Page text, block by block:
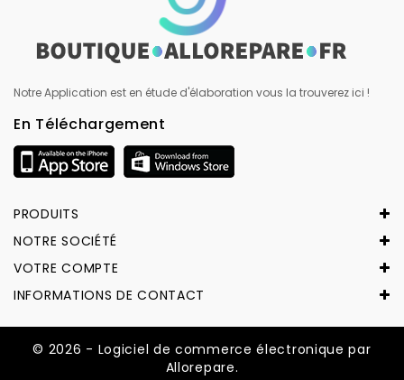
Notre Application est en étude d'élaboration vous la trouverez ici !
En Téléchargement
PRODUITS
NOTRE SOCIÉTÉ
VOTRE COMPTE
INFORMATIONS DE CONTACT
© 2026 - Logiciel de commerce électronique par
Allorepare.